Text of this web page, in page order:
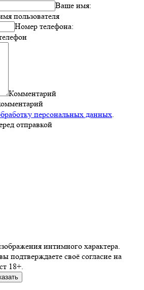
Ваше имя:
пользователя
Номер телефона:
Комментарий
персональных данных.
отправкой
интимного характера.
подтверждаете своё согласие на
18+.